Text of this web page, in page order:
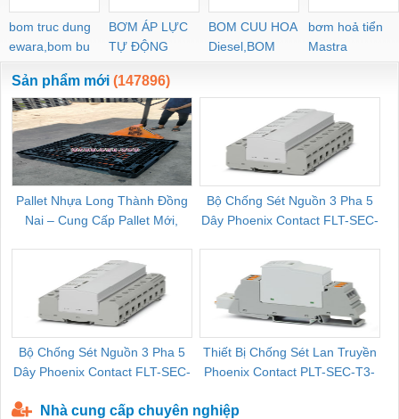
bom truc dung
ewara,bom bu
ewara
BƠM ÁP LỰC
TỰ ĐỘNG
BOM CUU HOA
Diesel,BOM
CHUA CHAY
bơm hoả tiển
Mastra
Sản phẩm mới (147896)
Pallet Nhựa Long Thành Đồng
Nai – Cung Cấp Pallet Mới,
Bộ Chống Sét Nguồn 3 Pha 5
Dây Phoenix Contact FLT-SEC-
Bộ Chống Sét Nguồn 3 Pha 5
Dây Phoenix Contact FLT-SEC-
Thiết Bị Chống Sét Lan Truyền
Phoenix Contact PLT-SEC-T3-
Nhà cung cấp chuyên nghiệp